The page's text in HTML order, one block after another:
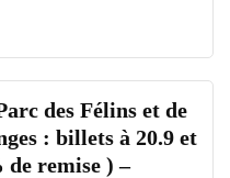
des Félins et de
: billets à 20.9 et
de remise ) –